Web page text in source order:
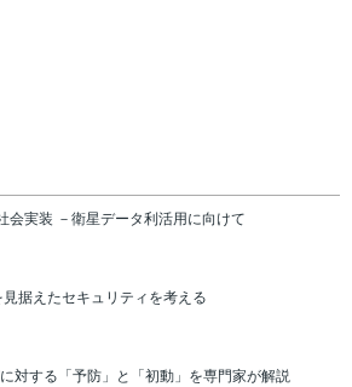
会実装 －衛星データ利活用に向けて
据えたセキュリティを考える
に対する「予防」と「初動」を専門家が解説